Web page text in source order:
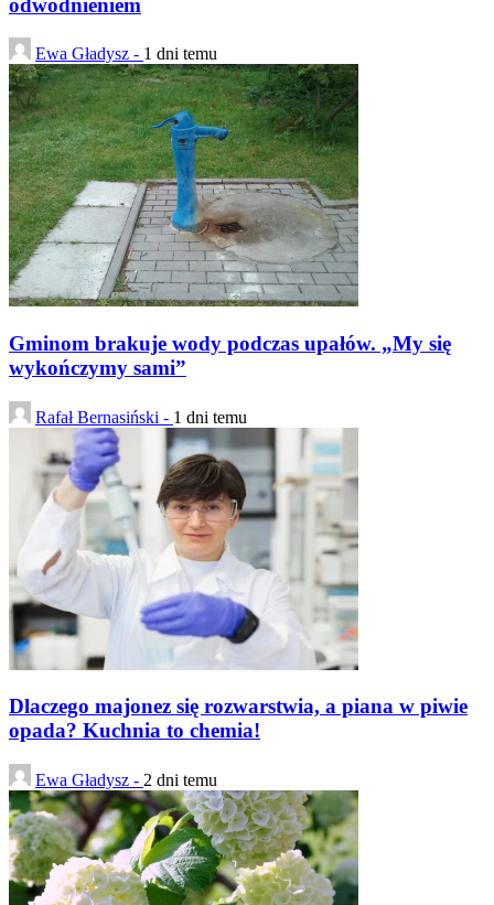
Ewa Gładysz - 1 dni temu
Gminom brakuje wody podczas upałów. „My się
wykończymy sami”
Rafał Bernasiński - 1 dni temu
Dlaczego majonez się rozwarstwia, a piana w piwie
opada? Kuchnia to chemia!
Ewa Gładysz - 2 dni temu